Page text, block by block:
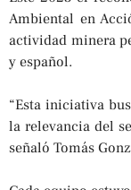
Ambiental en
actividad minera
y español.
“Esta iniciativa
la relevancia del
señaló Tomás